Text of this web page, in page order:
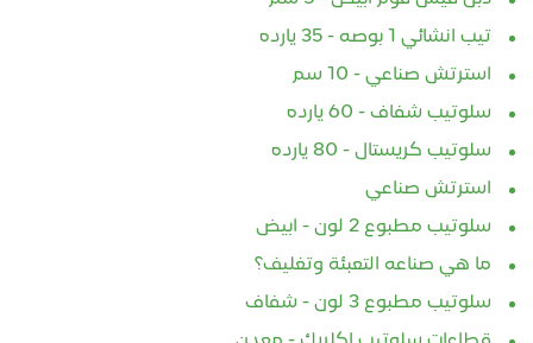
تيب انشائي 1 بوصه - 35 يارده
استرتش صناعي - 10 سم
سلوتيب شفاف - 60 يارده
سلوتيب كريستال - 80 يارده
استرتش صناعي
سلوتيب مطبوع 2 لون - ابيض
ما هي صناعه التعبئة وتغليف؟
سلوتيب مطبوع 3 لون - شفاف